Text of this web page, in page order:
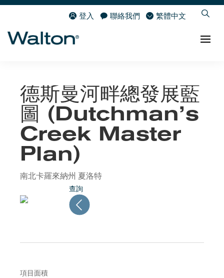
登入 聯絡我們 繁體中文
德斯曼河畔總發展藍
圖 (Dutchman’s
Creek Master
Plan)
南北卡羅來納州 夏洛特
查詢
項目面積